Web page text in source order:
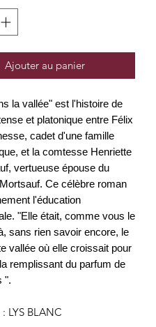
Ajouter au panier
la vallée" est l'histoire de
et platonique entre Félix
cadet d'une famille
et la comtesse Henriette
vertueuse épouse du
Ce célèbre roman
l'éducation
"Elle était, comme vous le
sans rien savoir encore, le
vallée où elle croissait pour
remplissant du parfum de
".
: LYS BLANC